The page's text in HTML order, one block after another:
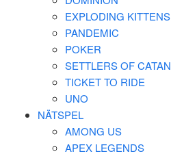
EXPLODING KITTENS
PANDEMIC
POKER
SETTLERS OF CATAN
TICKET TO RIDE
UNO
NÄTSPEL
AMONG US
APEX LEGENDS